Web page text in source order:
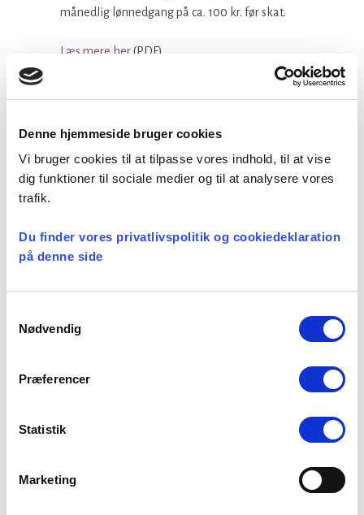
Denne hjemmeside bruger cookies
Vi bruger cookies til at tilpasse vores indhold, til at vise
dig funktioner til sociale medier og til at analysere vores
trafik.
Du finder vores privatlivspolitik og cookiedeklaration
på denne side
Nødvendig
Præferencer
Statistik
Marketing
månedlig lønnedgang på ca. 100 kr. før skat.
Læs mere her(PDF).
Kategorier:
Løn og ansættelse